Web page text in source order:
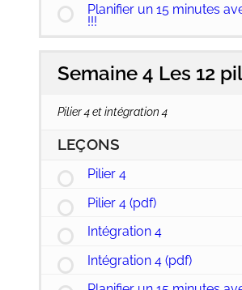
Planifier un 15 minutes
!!!
Semaine 4 Les 12
Pilier 4 et intégration 4
LEÇONS
Pilier 4
Pilier 4 (pdf)
Intégration 4
Intégration 4 (pdf)